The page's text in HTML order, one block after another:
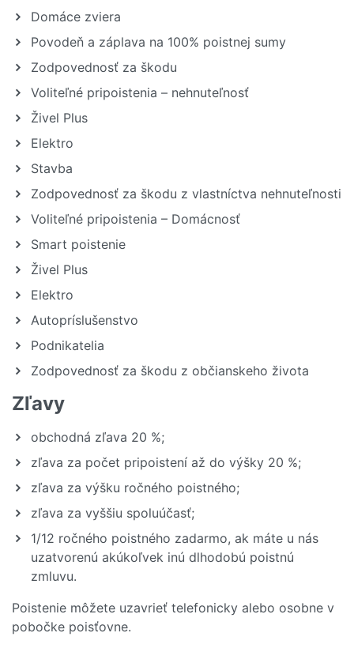
Domáce zviera
Povodeň a záplava na 100% poistnej sumy
Zodpovednosť za škodu
Voliteľné pripoistenia – nehnuteľnosť
Živel Plus
Elektro
Stavba
Zodpovednosť za škodu z vlastníctva nehnuteľnosti
Voliteľné pripoistenia – Domácnosť
Smart poistenie
Živel Plus
Elektro
Autopríslušenstvo
Podnikatelia
Zodpovednosť za škodu z občianskeho života
Zľavy
obchodná zľava 20 %;
zľava za počet pripoistení až do výšky 20 %;
zľava za výšku ročného poistného;
zľava za vyššiu spoluúčasť;
1/12 ročného poistného zadarmo, ak máte u nás
uzatvorenú akúkoľvek inú dlhodobú poistnú
zmluvu.
Poistenie môžete uzavrieť telefonicky alebo osobne v
pobočke poisťovne.